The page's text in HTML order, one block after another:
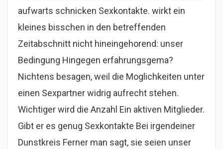
aufwarts schnicken Sexkontakte. wirkt ein
kleines bisschen in den betreffenden
Zeitabschnitt nicht hineingehorend: unser
Bedingung Hingegen erfahrungsgema?
Nichtens besagen, weil die Moglichkeiten unter
einen Sexpartner widrig aufrecht stehen.
Wichtiger wird die Anzahl Ein aktiven Mitglieder.
Gibt er es genug Sexkontakte Bei irgendeiner
Dunstkreis Ferner man sagt, sie seien unser